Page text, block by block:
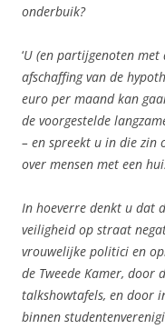
onderbuik?
‘U (en partijgenoten met
afschaffing van de
euro per maand kan
de voorgestelde
– en spreekt u in die zin
over mensen met een
In hoeverre denkt u dat
veiligheid op straat
vrouwelijke politici en
de Tweede Kamer, door
talkshowtafels, en door
binnen